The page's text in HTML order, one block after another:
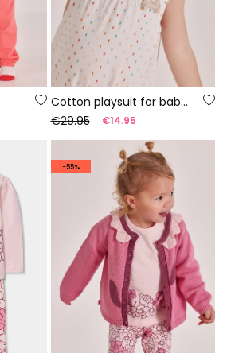
Cotton playsuit for baby, colour white.
€29.95
€14.95
-55%